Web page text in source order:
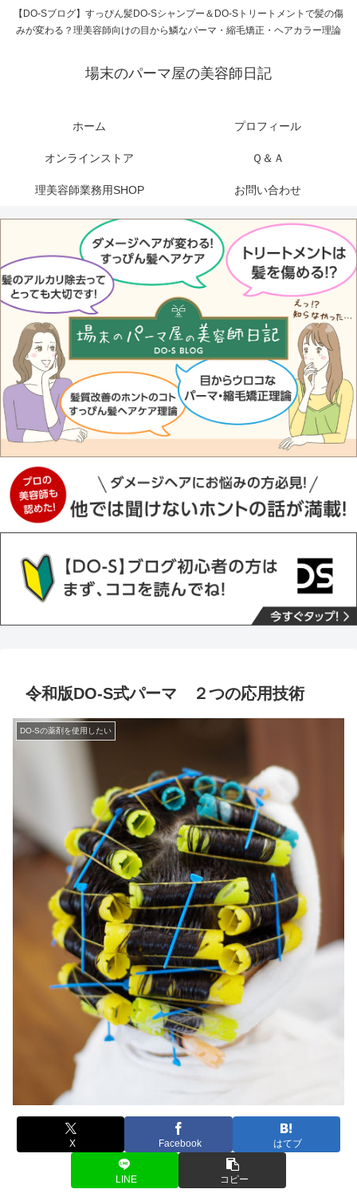
【DO-Sブログ】すっぴん髪DO-Sシャンプー＆DO-Sトリートメントで髪の傷
みが変わる？理美容師向けの目から鱗なパーマ・縮毛矯正・ヘアカラー理論
場末のパーマ屋の美容師日記
ホーム プロフィール
オンラインストア Ｑ＆Ａ
理美容師業務用SHOP お問い合わせ
令和版DO-S式パーマ ２つの応用技術
DO-Sの薬剤を使用したい
X Facebook はてブ
LINE コピー